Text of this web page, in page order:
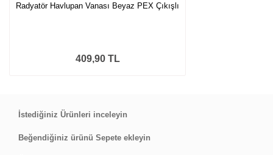
Radyatör Havlupan Vanası Beyaz PEX Çıkışlı
409,90 TL
İstediğiniz Ürünleri inceleyin
Beğendiğiniz ürünü Sepete ekleyin